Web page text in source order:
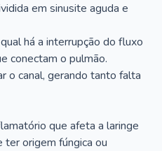
em sinusite aguda e
há a interrupção do fluxo
conectam o pulmão.
o canal, gerando tanto falta
que afeta a laringe
origem fúngica ou